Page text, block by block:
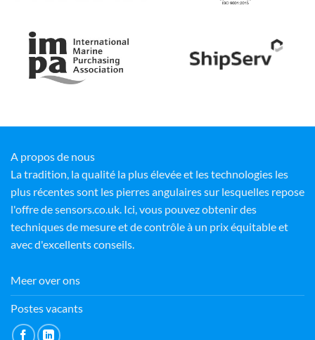
A propos de nous
La tradition, la qualité la plus élevée et les technologies les
plus récentes sont les pierres angulaires sur lesquelles repose
l'offre de sensors.co.uk. Ici, vous pouvez obtenir des
techniques de mesure et de contrôle à un prix équitable et
avec d'excellents conseils.
Meer over ons
Postes vacants